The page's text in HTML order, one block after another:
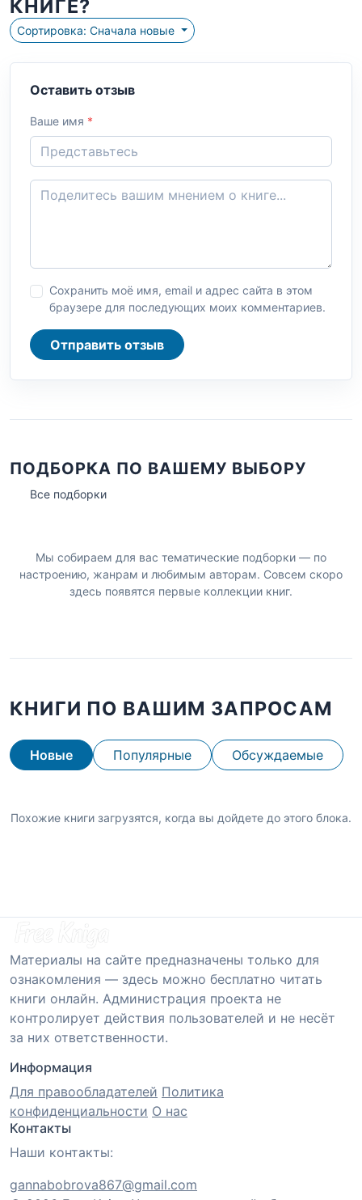
КНИГЕ?
Сортировка: Сначала новые
Оставить отзыв
Ваше имя *
Сохранить моё имя, email и адрес сайта в этом
браузере для последующих моих комментариев.
Отправить отзыв
ПОДБОРКА ПО ВАШЕМУ ВЫБОРУ
Все подборки
Мы собираем для вас тематические подборки — по
настроению, жанрам и любимым авторам. Совсем скоро
здесь появятся первые коллекции книг.
КНИГИ ПО ВАШИМ ЗАПРОСАМ
Новые Популярные Обсуждаемые
Похожие книги загрузятся, когда вы дойдете до этого блока.
Материалы на сайте предназначены только для
ознакомления — здесь можно бесплатно читать
книги онлайн. Администрация проекта не
контролирует действия пользователей и не несёт
за них ответственности.
Информация
Для правообладателей Политика
конфиденциальности О нас
Контакты
Наши контакты:
gannabobrova867@gmail.com